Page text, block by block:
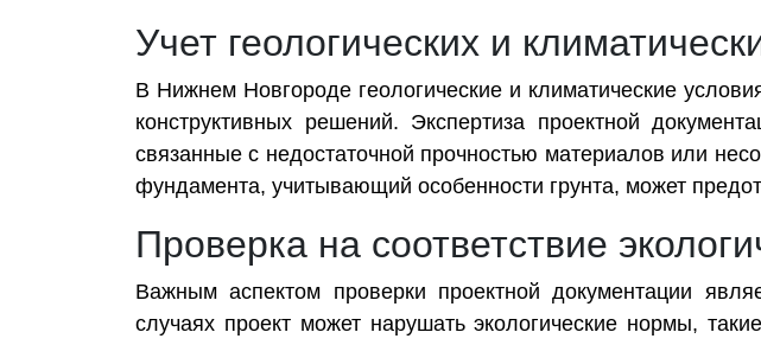
Учет геологических и
В Нижнем Новгороде геологические и климатические
конструктивных решений. Экспертиза проектной
связанные с недостаточной прочностью материалов или
фундамента, учитывающий особенности грунта, может
Проверка на соответствие
Важным аспектом проверки проектной документации
случаях проект может нарушать экологические нормы,